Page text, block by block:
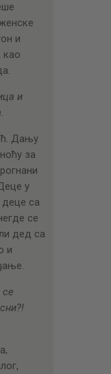
и
као
и
Дању
за
у
са
се
дед са
и
се